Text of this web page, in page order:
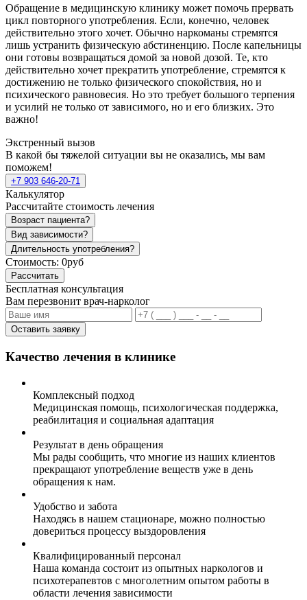
Обращение в медицинскую клинику может помочь прервать
цикл повторного употребления. Если, конечно, человек
действительно этого хочет. Обычно наркоманы стремятся
лишь устранить физическую абстиненцию. После капельницы
они готовы возвращаться домой за новой дозой. Те, кто
действительно хочет прекратить употребление, стремятся к
достижению не только физического спокойствия, но и
психического равновесия. Но это требует большого терпения
и усилий не только от зависимого, но и его близких. Это
важно!
Экстренный вызов
В какой бы тяжелой ситуации вы не оказались, мы вам
поможем!
+7 903 646-20-71
Калькулятор
Рассчитайте стоимость лечения
Возраст пациента?
Вид зависимости?
Длительность употребления?
Стоимость: 0руб
Рассчитать
Бесплатная консультация
Вам перезвонит врач-нарколог
Оставить заявку
Качество лечения в клинике
Комплексный подход
Медицинская помощь, психологическая поддержка,
реабилитация и социальная адаптация
Результат в день обращения
Мы рады сообщить, что многие из наших клиентов
прекращают употребление веществ уже в день
обращения к нам.
Удобство и забота
Находясь в нашем стационаре, можно полностью
довериться процессу выздоровления
Квалифицированный персонал
Наша команда состоит из опытных наркологов и
психотерапевтов с многолетним опытом работы в
области лечения зависимости